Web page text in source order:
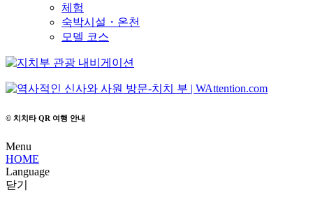
체험
숙박시설・온천
모델 코스
© 치치타 QR 여행 안내
Menu
HOME
Language
닫기